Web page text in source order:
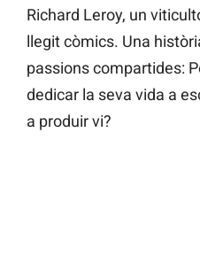
Richard Leroy, un
llegit còmics. Una
passions compartides:
dedicar la seva vida a
a produir vi?